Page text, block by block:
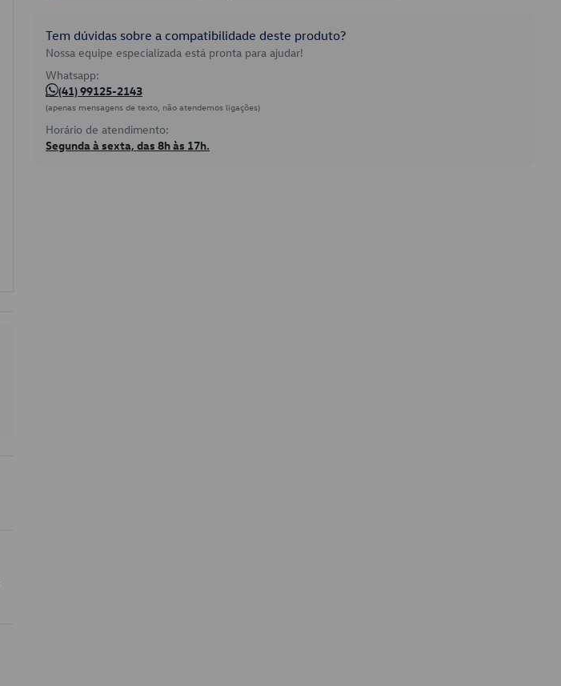
Tem dúvidas sobre a compatibilidade deste produto?
Nossa equipe especializada está pronta para ajudar!
Whatsapp:
(41) 99125-2143
(apenas mensagens de texto, não atendemos ligações)
Horário de atendimento:
Segunda à sexta, das 8h às 17h.